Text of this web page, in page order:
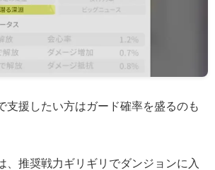
支援したい方はガード確率を盛るのも
、推奨戦力ギリギリでダンジョンに入